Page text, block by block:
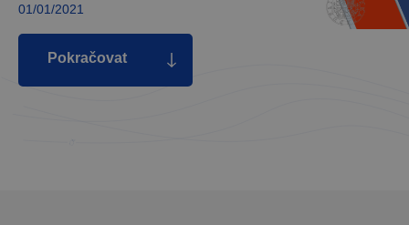
01/01/2021
Pokračovat